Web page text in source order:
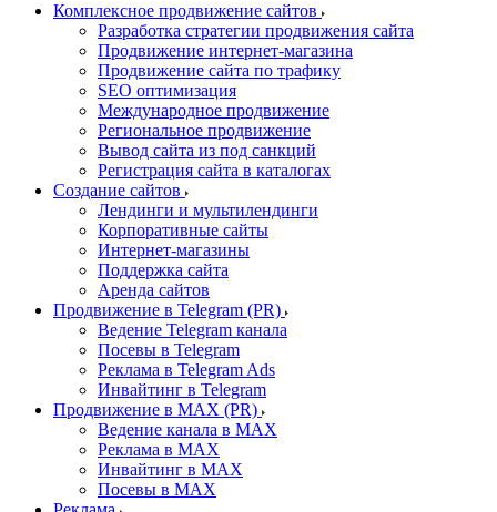
Комплексное продвижение сайтов
Разработка стратегии продвижения сайта
Продвижение интернет-магазина
Продвижение сайта по трафику
SEO оптимизация
Международное продвижение
Региональное продвижение
Вывод сайта из под санкций
Регистрация сайта в каталогах
Создание сайтов
Лендинги и мультилендинги
Корпоративные сайты
Интернет-магазины
Поддержка сайта
Аренда сайтов
Продвижение в Telegram (PR)
Ведение Telegram канала
Посевы в Telegram
Реклама в Telegram Ads
Инвайтинг в Telegram
Продвижение в MAX (PR)
Ведение канала в MAX
Реклама в MAX
Инвайтинг в MAX
Посевы в MAX